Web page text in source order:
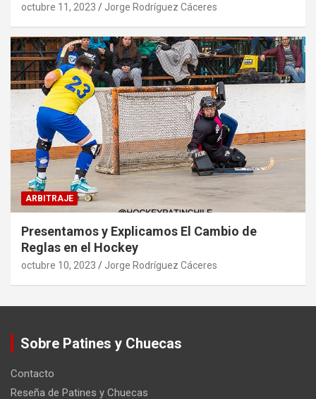
octubre 11, 2023 Jorge Rodríguez Cáceres
ARBITRAJE
Presentamos y Explicamos El Cambio de
Reglas en el Hockey
octubre 10, 2023 Jorge Rodríguez Cáceres
Sobre Patines y Chuecas
Contacto
Reseña de Patines y Chuecas